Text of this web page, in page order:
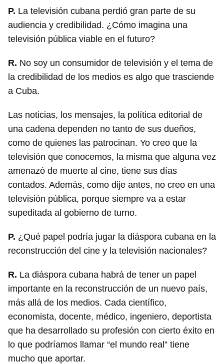
Para poder guardar como favorito, primero has de
iniciar sesión con tu cuenta de 14ymedio.
P. La televisión cubana perdió gran parte de su
audiencia y credibilidad. ¿Cómo imagina una
televisión pública viable en el futuro?
R. No soy un consumidor de televisión y el tema de
la credibilidad de los medios es algo que trasciende
a Cuba.
Las noticias, los mensajes, la política editorial de
una cadena dependen no tanto de sus dueños,
como de quienes las patrocinan. Yo creo que la
televisión que conocemos, la misma que alguna vez
amenazó de muerte al cine, tiene sus días
contados. Además, como dije antes, no creo en una
televisión pública, porque siempre va a estar
supeditada al gobierno de turno.
P. ¿Qué papel podría jugar la diáspora cubana en la
reconstrucción del cine y la televisión nacionales?
R. La diáspora cubana habrá de tener un papel
importante en la reconstrucción de un nuevo país,
más allá de los medios. Cada científico,
economista, docente, médico, ingeniero, deportista
que ha desarrollado su profesión con cierto éxito en
lo que podríamos llamar “el mundo real” tiene
mucho que aportar.